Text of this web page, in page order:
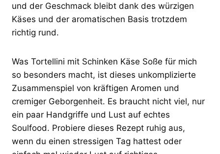
und der Geschmack bleibt dank des würzigen
Käses und der aromatischen Basis trotzdem
richtig rund.
Was Tortellini mit Schinken Käse Soße für mich
so besonders macht, ist dieses unkomplizierte
Zusammenspiel von kräftigen Aromen und
cremiger Geborgenheit. Es braucht nicht viel, nur
ein paar Handgriffe und Lust auf echtes
Soulfood. Probiere dieses Rezept ruhig aus,
wenn du einen stressigen Tag hattest oder